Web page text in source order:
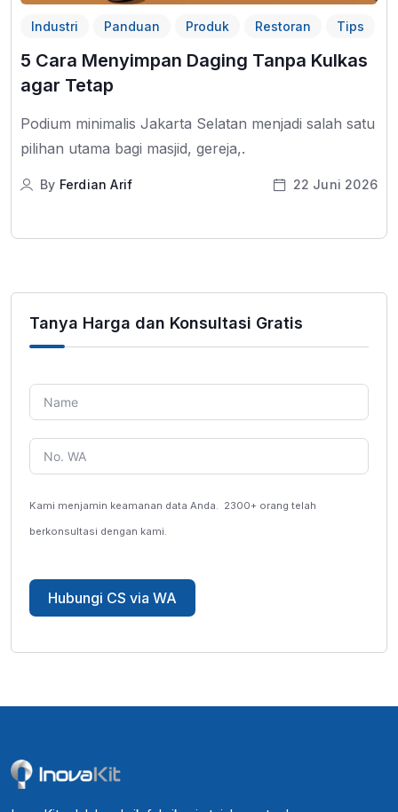
Industri Panduan Produk Restoran Tips
5 Cara Menyimpan Daging Tanpa Kulkas
agar Tetap
Podium minimalis Jakarta Selatan menjadi salah satu
pilihan utama bagi masjid, gereja,.
By Ferdian Arif 22 Juni 2026
Tanya Harga dan Konsultasi Gratis
Kami menjamin keamanan data Anda. 2300+ orang telah
berkonsultasi dengan kami.
Hubungi CS via WA